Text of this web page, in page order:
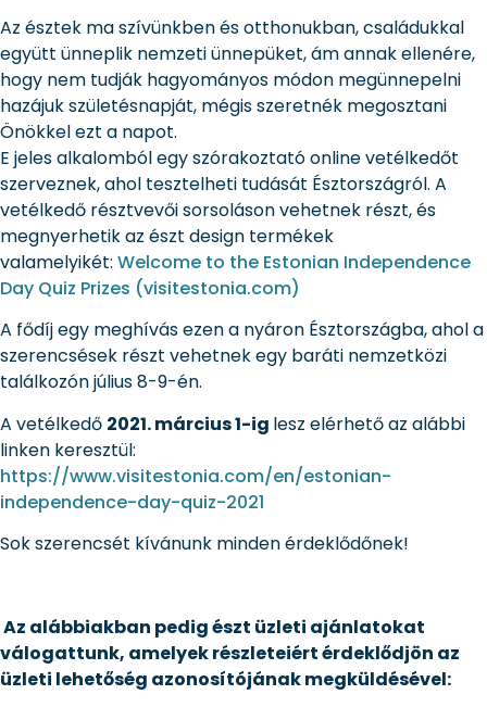
Az észtek ma szívünkben és otthonukban, családukkal
együtt ünneplik nemzeti ünnepüket, ám annak ellenére,
hogy nem tudják hagyományos módon megünnepelni
hazájuk születésnapját, mégis szeretnék megosztani
Önökkel ezt a napot.
E jeles alkalomból egy szórakoztató online vetélkedőt
szerveznek, ahol tesztelheti tudását Észtországról. A
vetélkedő résztvevői sorsoláson vehetnek részt, és
megnyerhetik az észt design termékek
valamelyikét: Welcome to the Estonian Independence
Day Quiz Prizes (visitestonia.com)
A fődíj egy meghívás ezen a nyáron Észtországba, ahol a
szerencsések részt vehetnek egy baráti nemzetközi
találkozón július 8-9-én.
A vetélkedő 2021. március 1-ig lesz elérhető az alábbi
linken keresztül:
https://www.visitestonia.com/en/estonian-
independence-day-quiz-2021
Sok szerencsét kívánunk minden érdeklődőnek!
Az alábbiakban pedig észt üzleti ajánlatokat
válogattunk, amelyek részleteiért érdeklődjön az
üzleti lehetőség azonosítójának megküldésével: